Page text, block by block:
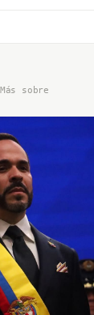
Más sobre